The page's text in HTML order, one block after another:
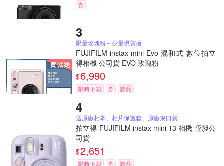
券
限量玫瑰粉～少量現貨搶
FUJIFILM instax mini Evo 混和式 數位拍立
得相機 公司貨 EVO 玫瑰粉
$6,990
限時下殺 券 贈品
送原廠相本、相片保護套、原廠束口袋
拍立得 FUJIFILM instax mini 13 相機 恆昶公
司貨
$2,651
限時下殺 券 贈品